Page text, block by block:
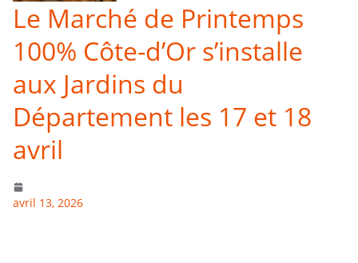
Le Marché de Printemps
100% Côte-d’Or s’installe
aux Jardins du
Département les 17 et 18
avril
avril 13, 2026